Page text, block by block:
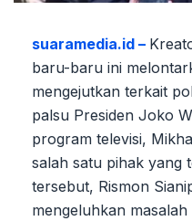
suaramedia.id –
baru-baru ini
mengejutkan terkait
palsu Presiden Joko
program televisi,
salah satu pihak yang
tersebut, Rismon
mengeluhkan